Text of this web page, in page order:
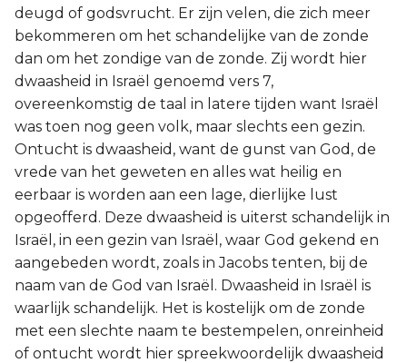
deugd of godsvrucht. Er zijn velen, die zich meer
bekommeren om het schandelijke van de zonde
dan om het zondige van de zonde. Zij wordt hier
dwaasheid in Israël genoemd vers 7,
overeenkomstig de taal in latere tijden want Israël
was toen nog geen volk, maar slechts een gezin.
Ontucht is dwaasheid, want de gunst van God, de
vrede van het geweten en alles wat heilig en
eerbaar is worden aan een lage, dierlijke lust
opgeofferd. Deze dwaasheid is uiterst schandelijk in
Israël, in een gezin van Israël, waar God gekend en
aangebeden wordt, zoals in Jacobs tenten, bij de
naam van de God van Israël. Dwaasheid in Israël is
waarlijk schandelijk. Het is kostelijk om de zonde
met een slechte naam te bestempelen, onreinheid
of ontucht wordt hier spreekwoordelijk dwaasheid